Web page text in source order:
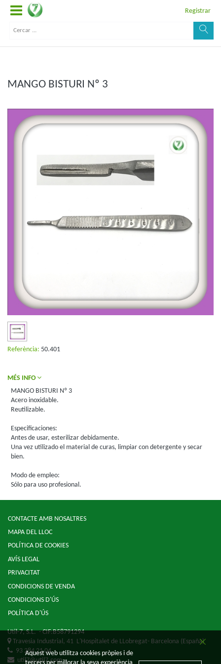
Registrar
MANGO BISTURI Nº 3
Referència: 50.401
MÉS INFO
MANGO BISTURI Nº 3
Acero inoxidable.
Reutilizable.
Especificaciones:
Antes de usar, esterilizar debidamente.
Una vez utilizado el material de curas, limpiar con detergente y secar
bien.
Modo de empleo:
Sólo para uso profesional.
CONTACTE AMB NOSALTRES
MAPA DEL LLOC
POLÍTICA DE COOKIES
AVÍS LEGAL
PRIVACITAT
CONDICIONS DE VENDA
CONDICIONS D'ÚS
POLÍTICA D'ÚS
Util-7, S.L.- CIF:B58791294
Travesia Industrial, 41 L'Hospitalet de LLobregat- Barcelona (España)
93 284 21 04
util7@util7.com
Aquest web utilitza cookies pròpies i de